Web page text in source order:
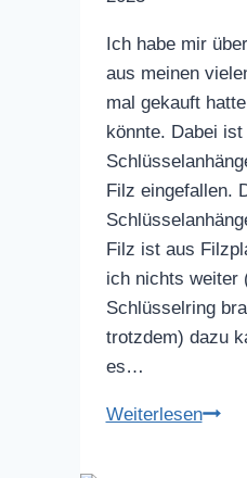
Ich habe mir
aus meinen
mal gekauft
könnte. Dabei
Filz eingefallen.
Filz ist aus
ich nichts weiter
Schlüsselring
trotzdem) dazu
es…
Weiterlesen